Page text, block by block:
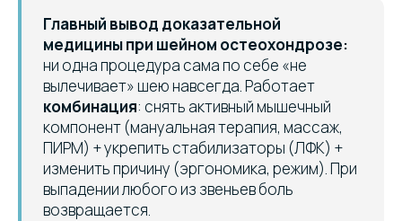
Главный вывод доказательной
медицины при шейном остеохондрозе:
ни одна процедура сама по себе «не
вылечивает» шею навсегда. Работает
комбинация: снять активный мышечный
компонент (мануальная терапия, массаж,
ПИРМ) + укрепить стабилизаторы (ЛФК) +
изменить причину (эргономика, режим). При
выпадении любого из звеньев боль
возвращается.